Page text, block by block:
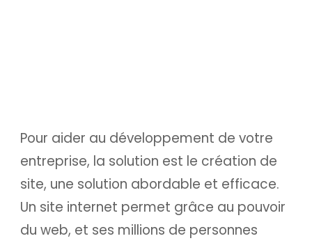
Pour aider au développement de votre
entreprise, la solution est le création de
site, une solution abordable et efficace.
Un site internet permet grâce au pouvoir
du web, et ses millions de personnes